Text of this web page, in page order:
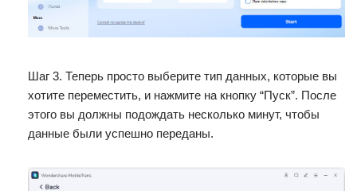
Шаг 3. Теперь просто выберите тип данных, которые вы
хотите переместить, и нажмите на кнопку “Пуск”. После
этого вы должны подождать несколько минут, чтобы
данные были успешно переданы.